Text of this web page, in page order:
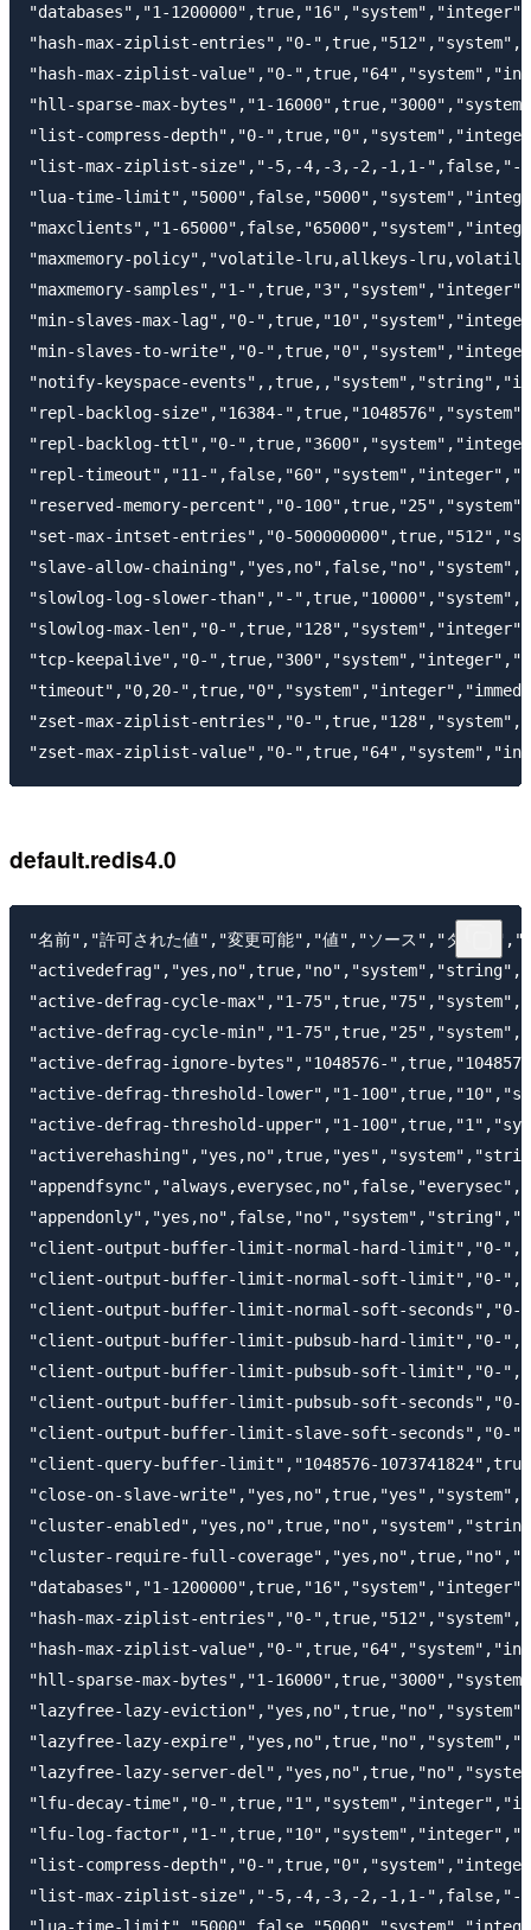
"databases","1-
"hash-max-ziplist-entries","0-
"hash-max-ziplist-value","0-
"hll-sparse-max-bytes","1-
"list-compress-depth","0-
"list-max-ziplist-size","-5,-4,-3,-2,-1,1-",false,"-
"lua-time-
"maxclients","1-
"maxmemory-policy","volatile-lru,allkeys-
"maxmemory-samples","1-
"min-slaves-max-lag","0-
"min-slaves-to-write","0-
"notify-keyspace-
"repl-backlog-size","16384-
"repl-backlog-ttl","0-
"repl-timeout","11-
"reserved-memory-percent","0-
"set-max-intset-entries","0-
"slave-allow-
"slowlog-log-slower-than","-
"slowlog-max-len","0-
"tcp-keepalive","0-
"timeout","0,20-
"zset-max-ziplist-entries","0-
default.redis4.0
"名前","許可された値","変更可能","値","ソース","タイプ","
"active-defrag-cycle-max","1-
"active-defrag-cycle-min","1-
"active-defrag-ignore-bytes","1048576-
"active-defrag-threshold-lower","1-
"active-defrag-threshold-upper","1-
"client-output-buffer-limit-normal-hard-limit","0-
"client-output-buffer-limit-normal-soft-limit","0-
"client-output-buffer-limit-normal-soft-
"client-output-buffer-limit-pubsub-hard-limit","0-
"client-output-buffer-limit-pubsub-soft-limit","0-
"client-output-buffer-limit-pubsub-soft-
"client-output-buffer-limit-slave-soft-seconds","0-
"client-query-buffer-limit","1048576-
"close-on-slave-
"cluster-
"cluster-require-full-
"databases","1-
"hash-max-ziplist-entries","0-
"hash-max-ziplist-value","0-
"hll-sparse-max-bytes","1-
"lazyfree-lazy-
"lazyfree-lazy-
"lazyfree-lazy-server-
"lfu-decay-time","0-
"lfu-log-factor","1-
"list-compress-depth","0-
"list-max-ziplist-size","-5,-4,-3,-2,-1,1-",false,"-